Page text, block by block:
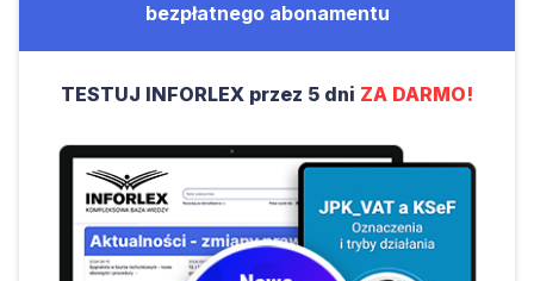
bezpłatnego abonamentu
TESTUJ INFORLEX przez 5 dni ZA DARMO!